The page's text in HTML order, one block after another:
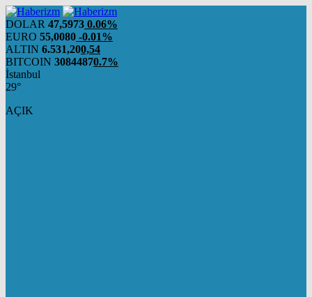
DOLAR 47,5973 0.06%
EURO 55,0080 -0.01%
ALTIN 6.531,200,54
BITCOIN 30844870.7%
İstanbul
29°
AÇIK